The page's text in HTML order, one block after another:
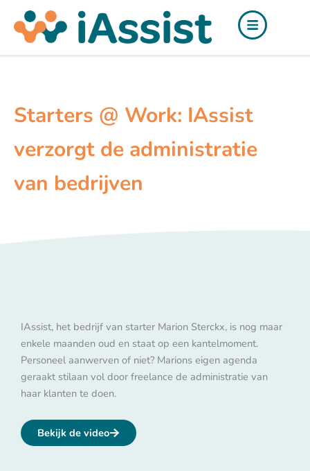
inhoud
naar
inhoud
Starters @ Work: IAssist
verzorgt de administratie
van bedrijven
IAssist, het bedrijf van starter Marion Sterckx, is nog maar
enkele maanden oud en staat op een kantelmoment.
Personeel aanwerven of niet? Marions eigen agenda
geraakt stilaan vol door freelance de administratie van
haar klanten te doen.
Bekijk de video